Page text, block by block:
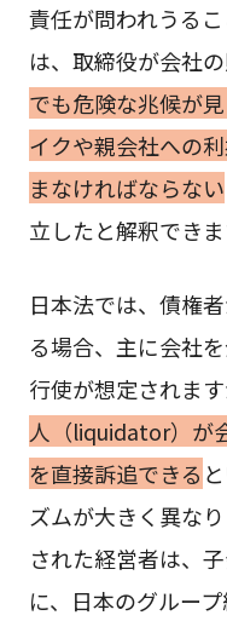
責任が問われうる
は、取締役が会社
でも危険な兆候が
イクや親会社への
まなければならない
立したと解釈できま
日本法では、債権
る場合、主に会社
行使が想定されます
人（liquidator）が
を直接訴追できる
ズムが大きく異な
された経営者は、
に、日本のグルー